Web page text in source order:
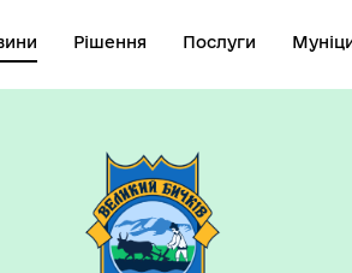
Рішення Послуги